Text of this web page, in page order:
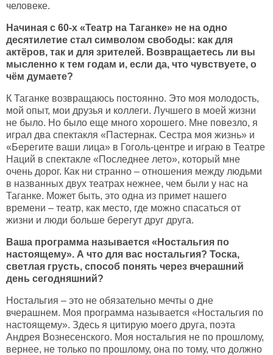
человеке.
Начиная с 60-х «Театр на Таганке» не на одно
десятилетие стал символом свободы: как для
актёров, так и для зрителей. Возвращаетесь ли вы
мысленно к тем годам и, если да, что чувствуете, о
чём думаете?
К Таганке возвращаюсь постоянно. Это моя молодость,
мой опыт, мои друзья и коллеги. Лучшего в моей жизни
не было. Но было еще много хорошего. Мне повезло, я
играл два спектакля «Пастернак. Сестра моя жизнь» и
«Берегите ваши лица» в Гоголь-центре и играю в Театре
Наций в спектакле «Последнее лето», который мне
очень дорог. Как ни странно – отношения между людьми
в названных двух театрах нежнее, чем были у нас на
Таганке. Может быть, это одна из примет нашего
времени – театр, как место, где можно спасаться от
жизни и люди больше берегут друг друга.
Ваша программа называется «Ностальгия по
настоящему». А что для вас ностальгия? Тоска,
светлая грусть, способ понять через вчерашний
день сегодняшний?
Ностальгия – это не обязательно мечты о дне
вчерашнем. Моя программа называется «Ностальгия по
настоящему». Здесь я цитирую моего друга, поэта
Андрея Вознесенского. Моя ностальгия не по прошлому,
вернее, не только по прошлому, она по тому, что должно